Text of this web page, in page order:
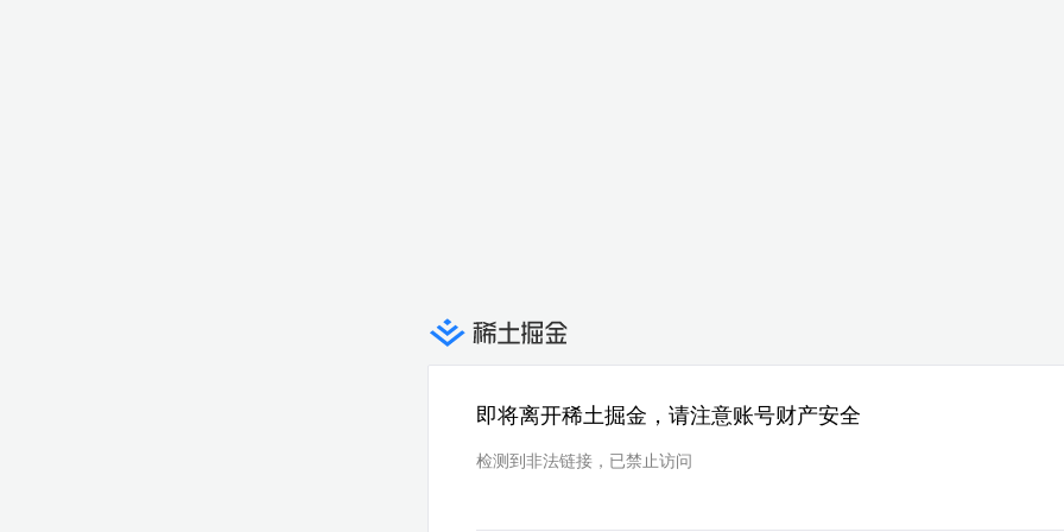
即将离开稀土掘金，请注意账号财产安全
检测到非法链接，已禁止访问